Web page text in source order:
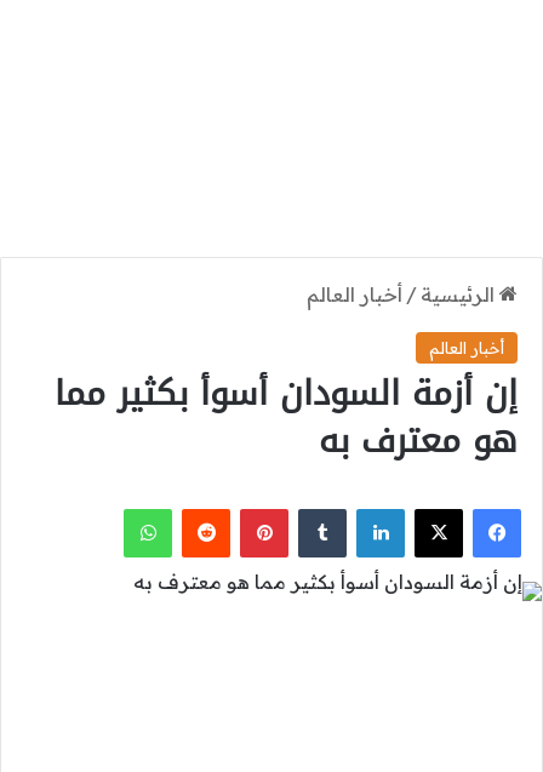
الرئيسية / أخبار العالم
أخبار العالم
إن أزمة السودان أسوأ بكثير مما
هو معترف به
فيسبوك
‫X لينكدإن بينتيريست واتساب